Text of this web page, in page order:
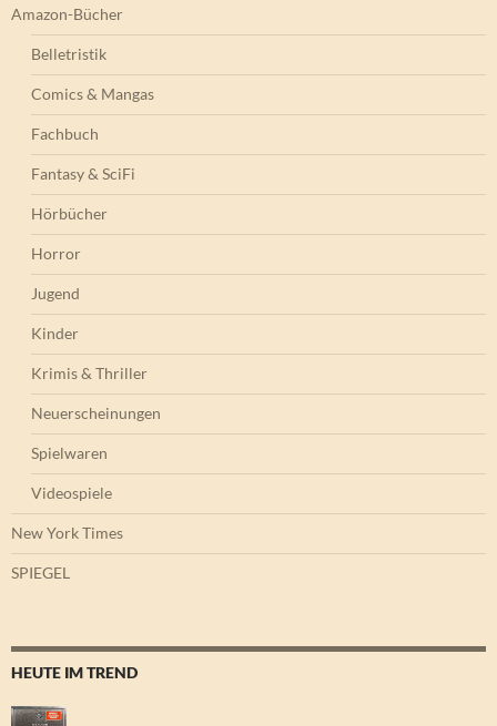
Amazon-Bücher
Belletristik
Comics & Mangas
Fachbuch
Fantasy & SciFi
Hörbücher
Horror
Jugend
Kinder
Krimis & Thriller
Neuerscheinungen
Spielwaren
Videospiele
New York Times
SPIEGEL
HEUTE IM TREND